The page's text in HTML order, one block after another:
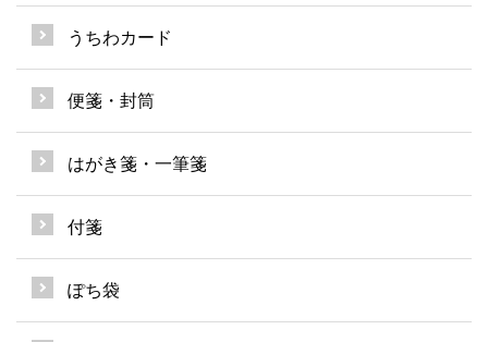
うちわカード
便箋・封筒
はがき箋・一筆箋
付箋
ぽち袋